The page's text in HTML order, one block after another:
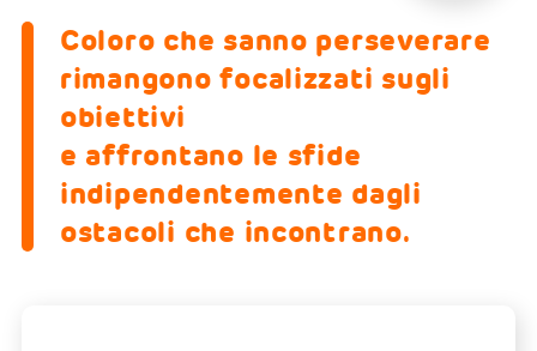
Coloro che sanno perseverare
rimangono focalizzati sugli
obiettivi
e affrontano le sfide
indipendentemente dagli
ostacoli che incontrano.